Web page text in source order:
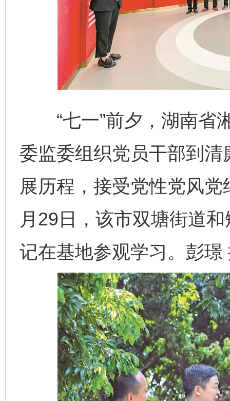
“七一”前夕，湖南省
委监委组织党员干部到
展历程，接受党性党风
月29日，该市双塘街道
记在基地参观学习。彭璟